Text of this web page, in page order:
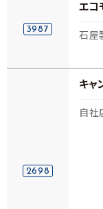
3987
エコ
石屋
2698
キャ
自社